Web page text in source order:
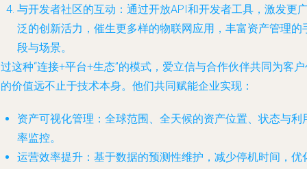
与开发者社区的互动 ：通过开放API和开发者工具，激发更
泛的创新活力，催生更多样的物联网应用，丰富资产管理的
段与场景。
这种“连接+平台+生态”的模式，爱立信与合作伙伴共同为客
价值远不止于技术本身。他们共同赋能企业实现：
资产可视化管理 ：全球范围、全天候的资产位置、状态与利
率监控。
运营效率提升 ：基于数据的预测性维护，减少停机时间，优